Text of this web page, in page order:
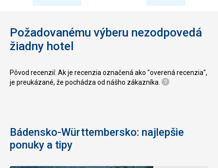
Požadovanému výberu nezodpovedá
žiadny hotel
Pôvod recenzií: Ak je recenzia označená ako "overená recenzia",
je preukázané, že pochádza od nášho zákazníka.
Bádensko-Württembersko: najlepšie
ponuky a tipy